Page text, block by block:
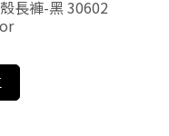
長褲-黑 30602